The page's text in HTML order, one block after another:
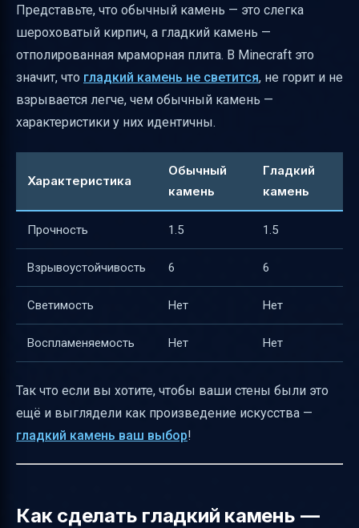
Представьте, что обычный камень — это слегка
шероховатый кирпич, а гладкий камень —
отполированная мраморная плита. В Minecraft это
значит, что гладкий камень не светится, не горит и не
взрывается легче, чем обычный камень —
характеристики у них идентичны.
Характеристика
Обычный
камень
Гладкий
камень
Прочность 1.5 1.5
Взрывоустойчивость 6 6
Светимость Нет Нет
Воспламеняемость Нет Нет
Так что если вы хотите, чтобы ваши стены были это
ещё и выглядели как произведение искусства —
гладкий камень ваш выбор!
Как сделать гладкий камень —